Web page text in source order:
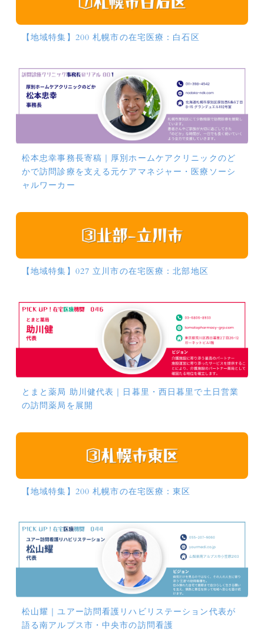
【地域特集】200 札幌市の在宅医療：白石区
松本忠幸事務長寄稿｜厚別ホームケアクリニックのど
かで訪問診療を支える元ケアマネジャー・医療ソーシ
ャルワーカー
【地域特集】027 立川市の在宅医療：北部地区
とまと薬局 助川健代表｜日暮里・西日暮里で土日営業
の訪問薬局を展開
【地域特集】200 札幌市の在宅医療：東区
松山耀｜ユアー訪問看護リハビリステーション代表が
語る南アルプス市・中央市の訪問看護